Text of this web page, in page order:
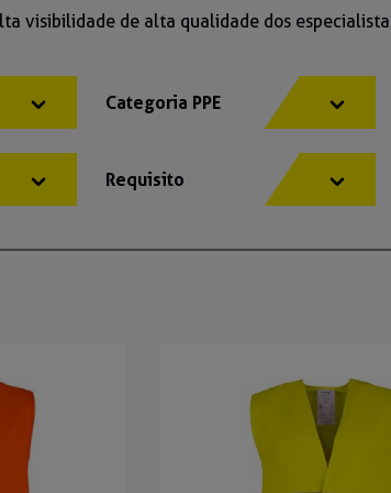
visibilidade de alta qualidade dos
Categoria PPE
Requisito